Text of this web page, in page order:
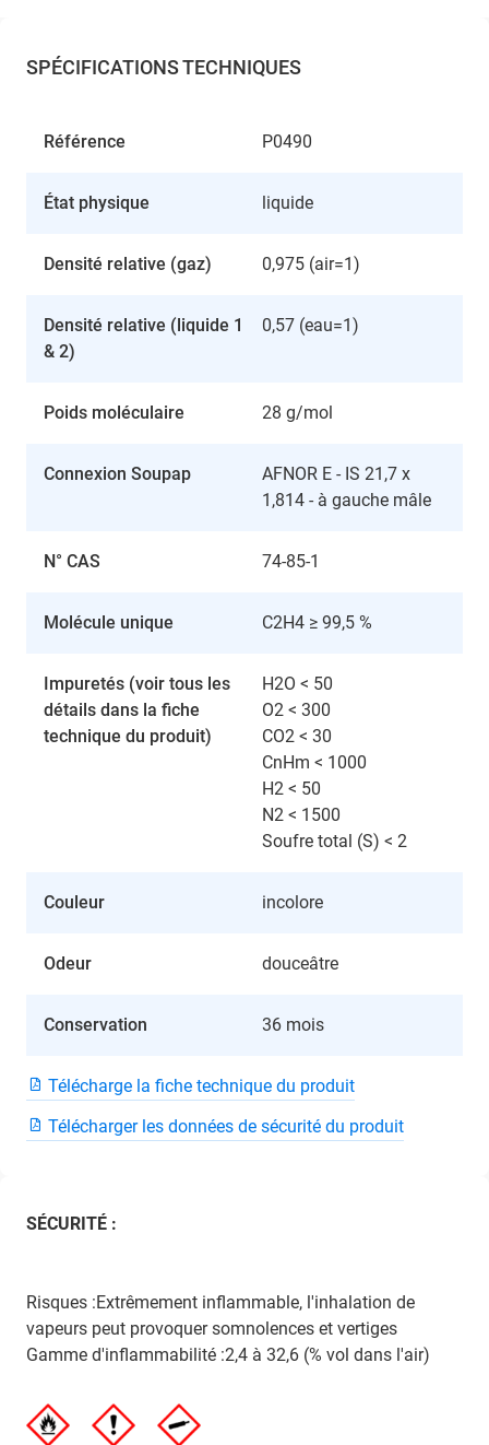
SPÉCIFICATIONS TECHNIQUES
Référence P0490
État physique liquide
Densité relative (gaz) 0,975 (air=1)
Densité relative (liquide 1
& 2)
0,57 (eau=1)
Poids moléculaire 28 g/mol
Connexion Soupap
AFNOR E - IS 21,7 x
1,814 - à gauche mâle
N° CAS 74-85-1
Molécule unique C2H4 ≥ 99,5 %
Impuretés (voir tous les
détails dans la fiche
technique du produit)
H2O < 50
O2 < 300
CO2 < 30
CnHm < 1000
H2 < 50
N2 < 1500
Soufre total (S) < 2
Couleur incolore
Odeur douceâtre
Conservation 36 mois
Télécharge la fiche technique du produit
Télécharger les données de sécurité du produit
SÉCURITÉ :
Risques :Extrêmement inflammable, l'inhalation de
vapeurs peut provoquer somnolences et vertiges
Gamme d'inflammabilité :2,4 à 32,6 (% vol dans l'air)